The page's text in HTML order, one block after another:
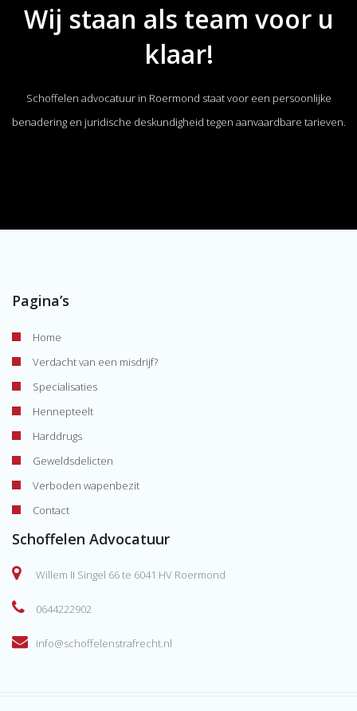
Wij staan als team voor u
klaar!
Schoffelen advocatuur in Roermond staat voor een persoonlijke
benadering en juridische deskundigheid tegen aanvaardbare tarieven.
Pagina’s
Home
Verdacht van een misdrijf?
Specialisaties
Hennepteelt
Harddrugs
Geweldsdelicten
Verboden wapenbezit
Contact
Schoffelen Advocatuur
Willem II Singel 66 te 6041 HV Roermond
0644222902
info@schoffelenstrafrecht.nl